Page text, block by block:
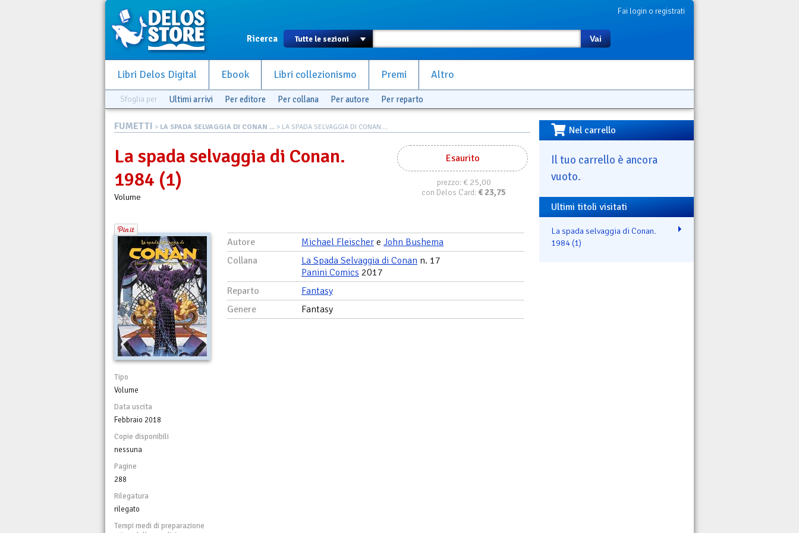
Fai login o registrati
Ricerca Vai
Libri Delos Digital Ebook Libri collezionismo Premi Altro
Sfoglia per Ultimi arrivi Per editore Per collana Per autore Per reparto
FUMETTI > LA SPADA SELVAGGIA DI CONAN ... > LA SPADA SELVAGGIA DI CONAN....
Esaurito
prezzo:€ 25,00
con Delos Card: € 23,75
La spada selvaggia di Conan.
1984 (1)
Volume
Tipo
Volume
Data uscita
Febbraio 2018
Copie disponibili
nessuna
Pagine
288
Rilegatura
rilegato
Tempi medi di preparazione
Autore Michael Fleischer e John Bushema
Collana
La Spada Selvaggia di Conan n. 17
Panini Comics 2017
Reparto
Fantasy
Genere
Fantasy
Nel carrello
Il tuo carrello è ancora
vuoto.
Ultimi titoli visitati
La spada selvaggia di Conan.
1984 (1)